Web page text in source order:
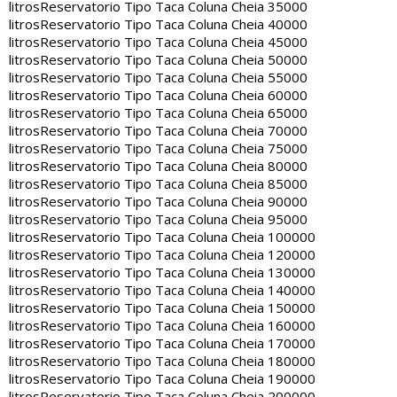
litrosReservatorio Tipo Taca Coluna Cheia 35000
litrosReservatorio Tipo Taca Coluna Cheia 40000
litrosReservatorio Tipo Taca Coluna Cheia 45000
litrosReservatorio Tipo Taca Coluna Cheia 50000
litrosReservatorio Tipo Taca Coluna Cheia 55000
litrosReservatorio Tipo Taca Coluna Cheia 60000
litrosReservatorio Tipo Taca Coluna Cheia 65000
litrosReservatorio Tipo Taca Coluna Cheia 70000
litrosReservatorio Tipo Taca Coluna Cheia 75000
litrosReservatorio Tipo Taca Coluna Cheia 80000
litrosReservatorio Tipo Taca Coluna Cheia 85000
litrosReservatorio Tipo Taca Coluna Cheia 90000
litrosReservatorio Tipo Taca Coluna Cheia 95000
litrosReservatorio Tipo Taca Coluna Cheia 100000
litrosReservatorio Tipo Taca Coluna Cheia 120000
litrosReservatorio Tipo Taca Coluna Cheia 130000
litrosReservatorio Tipo Taca Coluna Cheia 140000
litrosReservatorio Tipo Taca Coluna Cheia 150000
litrosReservatorio Tipo Taca Coluna Cheia 160000
litrosReservatorio Tipo Taca Coluna Cheia 170000
litrosReservatorio Tipo Taca Coluna Cheia 180000
litrosReservatorio Tipo Taca Coluna Cheia 190000